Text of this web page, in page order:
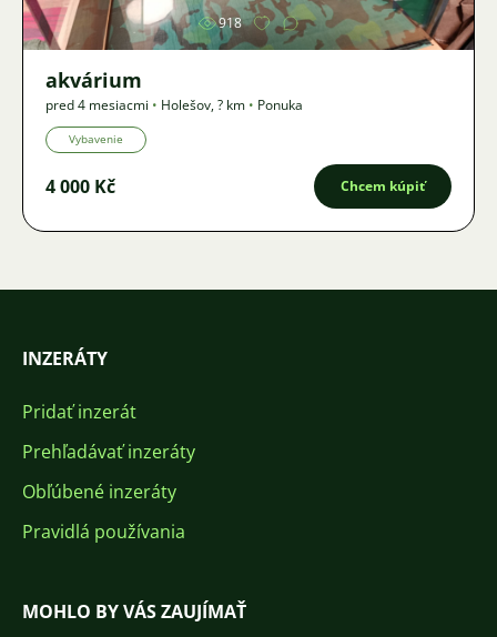
918
akvárium
pred 4 mesiacmi • Holešov,? km • Ponuka
Vybavenie
4 000 Kč Chcem kúpiť
INZERÁTY
Pridať inzerát
Prehľadávať inzeráty
Obľúbené inzeráty
Pravidlá používania
MOHLO BY VÁS ZAUJÍMAŤ